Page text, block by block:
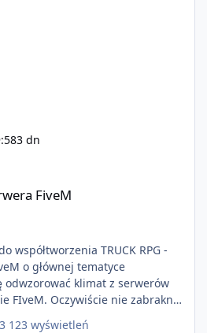
3 dn
FiveM
o głównej tematyce
klimat z serwerów
FIveM. Oczywiście nie zabraknie
chcą robić coś innego niż
123 wyświetleń